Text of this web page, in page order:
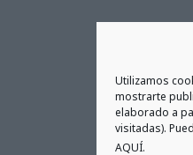
Utilizamos
mostrarte
elaborado a
visitadas).
AQUÍ.